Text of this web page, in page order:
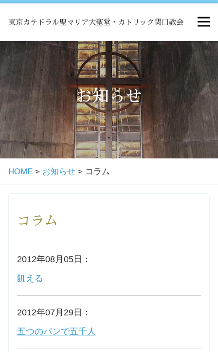
東京カテドラル聖マリア大聖堂・カトリック関口教会
HOME
ミサ
お知らせ
関口教会について
教会学校・中高生会
講座のご案内
シスター中島の講座
お知らせ
HOME> お知らせ> コラム
コラム
2012年08月05日：
飢える
2012年07月29日：
五つのパンで五千人